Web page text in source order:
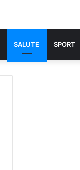
SALUTE SPORT